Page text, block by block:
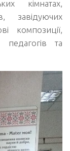
кімнатах,
завідуючих
композиції,
та